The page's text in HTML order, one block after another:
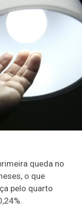
queda no
o que
pelo quarto